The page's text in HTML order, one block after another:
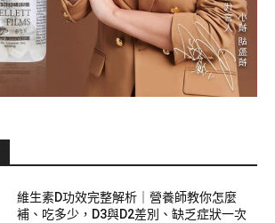
維生素D功效完整解析｜營養師教你怎麼
補、吃多少，D3與D2差別、缺乏症狀一次